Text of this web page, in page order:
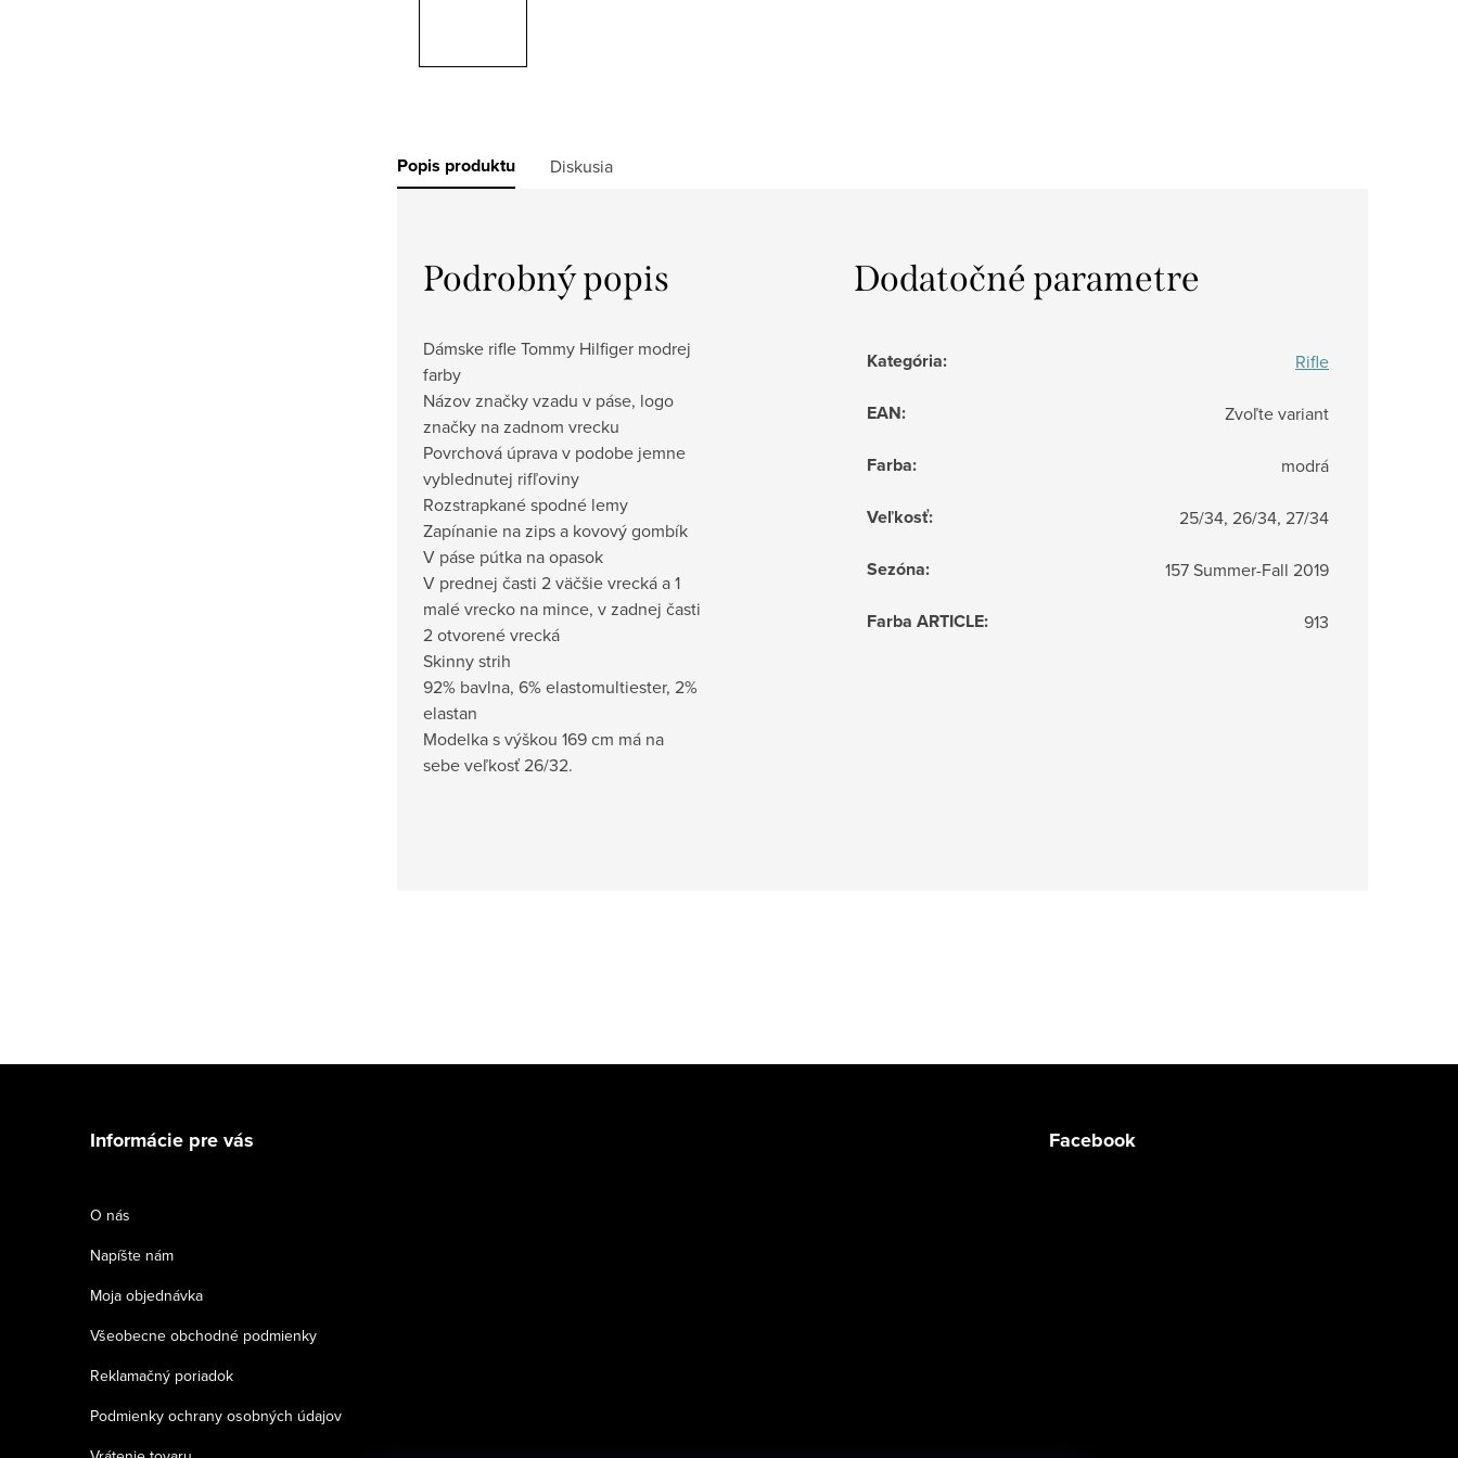
Popis produktu Diskusia
Podrobný popis
Dámske rifle Tommy Hilfiger modrej
farby
Názov značky vzadu v páse, logo
značky na zadnom vrecku
Povrchová úprava v podobe jemne
vyblednutej rifľoviny
Rozstrapkané spodné lemy
Zapínanie na zips a kovový gombík
V páse pútka na opasok
V prednej časti 2 väčšie vrecká a 1
malé vrecko na mince, v zadnej časti
2 otvorené vrecká
Skinny strih
92% bavlna, 6% elastomultiester, 2%
elastan
Modelka s výškou 169 cm má na
sebe veľkosť 26/32.
Dodatočné parametre
Kategória: Rifle
EAN: Zvoľte variant
Farba: modrá
Veľkosť: 25/34, 26/34, 27/34
Sezóna: 157 Summer-Fall 2019
Farba ARTICLE: 913
Informácie pre vás
O nás
Napíšte nám
Moja objednávka
Všeobecne obchodné podmienky
Reklamačný poriadok
Podmienky ochrany osobných údajov
Facebook